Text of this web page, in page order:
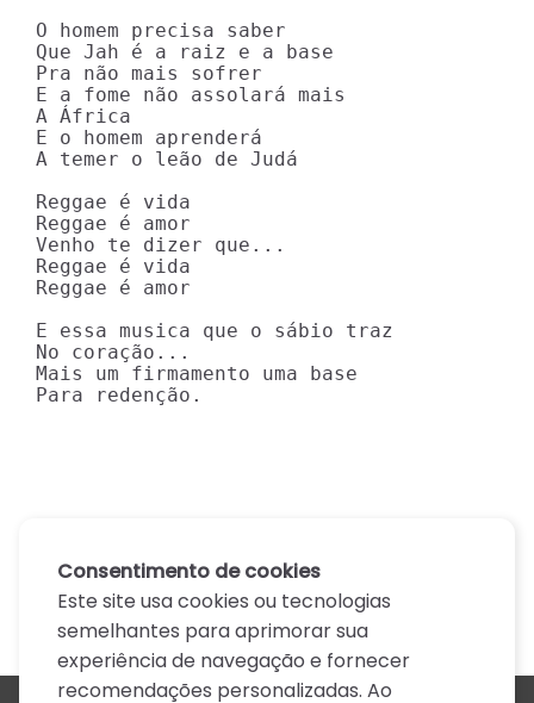
O homem precisa saber
Que Jah é a raiz e a base
Pra não mais sofrer
E a fome não assolará mais
A África
E o homem aprenderá
A temer o leão de Judá
Reggae é vida
Reggae é amor
Venho te dizer que...
Reggae é vida
Reggae é amor
E essa musica que o sábio traz
No coração...
Mais um firmamento uma base
Para redenção.
Consentimento de cookies
Este site usa cookies ou tecnologias
semelhantes para aprimorar sua
experiência de navegação e fornecer
recomendações personalizadas. Ao